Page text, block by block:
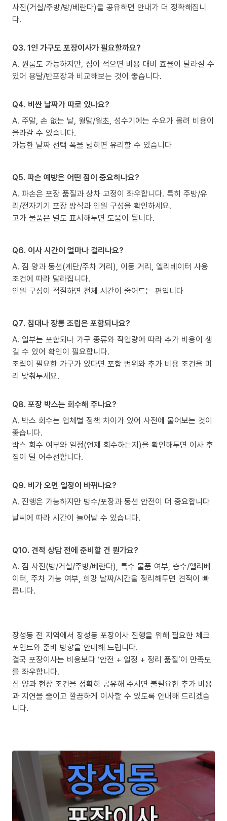
사진(거실/주방/방/베란다)을 공유하면 안내가 더 정확해집니
다.
Q3. 1인 가구도 포장이사가 필요할까요?
A. 원룸도 가능하지만, 짐이 적으면 비용 대비 효율이 달라질 수
있어 용달/반포장과 비교해보는 것이 좋습니다.
Q4. 비싼 날짜가 따로 있나요?
A. 주말, 손 없는 날, 월말/월초, 성수기에는 수요가 몰려 비용이
올라갈 수 있습니다.
가능한 날짜 선택 폭을 넓히면 유리할 수 있습니다
Q5. 파손 예방은 어떤 점이 중요하나요?
A. 파손은 포장 품질과 상차 고정이 좌우합니다. 특히 주방/유
리/전자기기 포장 방식과 인원 구성을 확인하세요.
고가 물품은 별도 표시해두면 도움이 됩니다.
Q6. 이사 시간이 얼마나 걸리나요?
A. 짐 양과 동선(계단/주차 거리), 이동 거리, 엘리베이터 사용
조건에 따라 달라집니다.
인원 구성이 적절하면 전체 시간이 줄어드는 편입니다
Q7. 침대나 장롱 조립은 포함되나요?
A. 일부는 포함되나 가구 종류와 작업량에 따라 추가 비용이 생
길 수 있어 확인이 필요합니다.
조립이 필요한 가구가 있다면 포함 범위와 추가 비용 조건을 미
리 맞춰두세요.
Q8. 포장 박스는 회수해 주나요?
A. 박스 회수는 업체별 정책 차이가 있어 사전에 물어보는 것이
좋습니다.
박스 회수 여부와 일정(언제 회수하는지)을 확인해두면 이사 후
집이 덜 어수선합니다.
Q9. 비가 오면 일정이 바뀌나요?
A. 진행은 가능하지만 방수/포장과 동선 안전이 더 중요합니다
날씨에 따라 시간이 늘어날 수 있습니다.
Q10. 견적 상담 전에 준비할 건 뭔가요?
A. 짐 사진(방/거실/주방/베란다), 특수 물품 여부, 층수/엘리베
이터, 주차 가능 여부, 희망 날짜/시간을 정리해두면 견적이 빠
릅니다.
장성동 전 지역에서 장성동 포장이사 진행을 위해 필요한 체크
포인트와 준비 방향을 안내해 드립니다.
결국 포장이사는 비용보다 ‘안전 + 일정 + 정리 품질’이 만족도
를 좌우합니다.
짐 양과 현장 조건을 정확히 공유해 주시면 불필요한 추가 비용
과 지연을 줄이고 깔끔하게 이사할 수 있도록 안내해 드리겠습
니다.